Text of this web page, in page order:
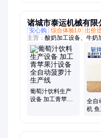
诸城市泰运机械有限
安心购
综合体验L0 出价
主营： 酸奶加工设备、牛奶
汁、香肠加工设备、丸子
设备、果酱加工设备、预
机、鱼肉采肉机、灌肠机、
炉、真空包装机、斩拌机、
机、真空滚揉机、杀菌罐
葡萄汁饮料生产
设备 加工青苹果
全自
机 鱼